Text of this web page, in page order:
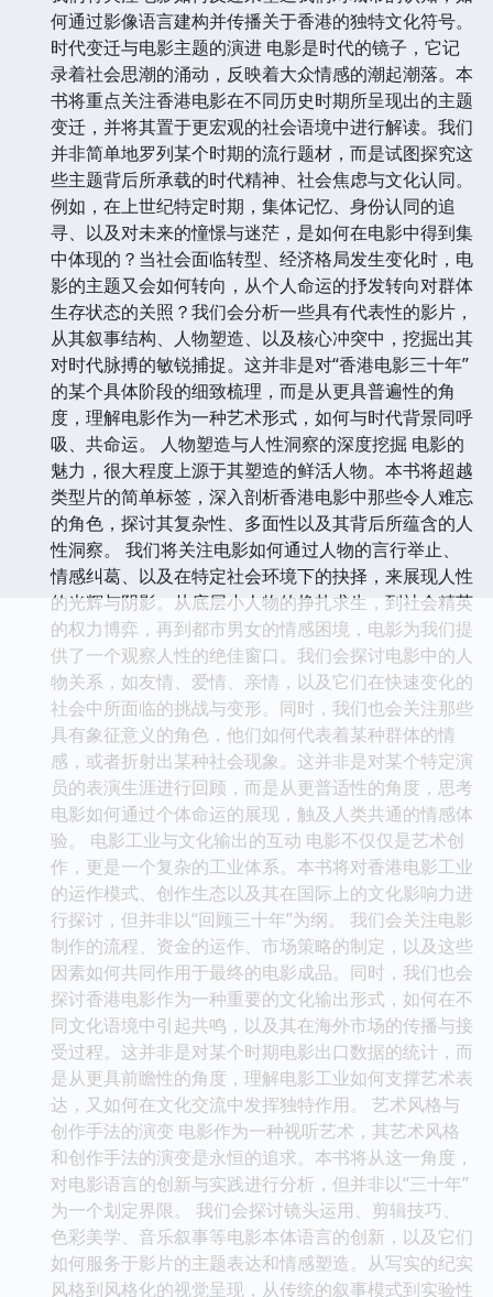
何通过影像语言建构并传播关于香港的独特文化符号。
时代变迁与电影主题的演进 电影是时代的镜子，它记
录着社会思潮的涌动，反映着大众情感的潮起潮落。本
书将重点关注香港电影在不同历史时期所呈现出的主题
变迁，并将其置于更宏观的社会语境中进行解读。我们
并非简单地罗列某个时期的流行题材，而是试图探究这
些主题背后所承载的时代精神、社会焦虑与文化认同。
例如，在上世纪特定时期，集体记忆、身份认同的追
寻、以及对未来的憧憬与迷茫，是如何在电影中得到集
中体现的？当社会面临转型、经济格局发生变化时，电
影的主题又会如何转向，从个人命运的抒发转向对群体
生存状态的关照？我们会分析一些具有代表性的影片，
从其叙事结构、人物塑造、以及核心冲突中，挖掘出其
对时代脉搏的敏锐捕捉。这并非是对“香港电影三十年”
的某个具体阶段的细致梳理，而是从更具普遍性的角
度，理解电影作为一种艺术形式，如何与时代背景同呼
吸、共命运。 人物塑造与人性洞察的深度挖掘 电影的
魅力，很大程度上源于其塑造的鲜活人物。本书将超越
类型片的简单标签，深入剖析香港电影中那些令人难忘
的角色，探讨其复杂性、多面性以及其背后所蕴含的人
性洞察。 我们将关注电影如何通过人物的言行举止、
情感纠葛、以及在特定社会环境下的抉择，来展现人性
的光辉与阴影。从底层小人物的挣扎求生，到社会精英
的权力博弈，再到都市男女的情感困境，电影为我们提
供了一个观察人性的绝佳窗口。我们会探讨电影中的人
物关系，如友情、爱情、亲情，以及它们在快速变化的
社会中所面临的挑战与变形。同时，我们也会关注那些
具有象征意义的角色，他们如何代表着某种群体的情
感，或者折射出某种社会现象。这并非是对某个特定演
员的表演生涯进行回顾，而是从更普适性的角度，思考
电影如何通过个体命运的展现，触及人类共通的情感体
验。 电影工业与文化输出的互动 电影不仅仅是艺术创
作，更是一个复杂的工业体系。本书将对香港电影工业
的运作模式、创作生态以及其在国际上的文化影响力进
行探讨，但并非以“回顾三十年”为纲。 我们会关注电影
制作的流程、资金的运作、市场策略的制定，以及这些
因素如何共同作用于最终的电影成品。同时，我们也会
探讨香港电影作为一种重要的文化输出形式，如何在不
同文化语境中引起共鸣，以及其在海外市场的传播与接
受过程。这并非是对某个时期电影出口数据的统计，而
是从更具前瞻性的角度，理解电影工业如何支撑艺术表
达，又如何在文化交流中发挥独特作用。 艺术风格与
创作手法的演变 电影作为一种视听艺术，其艺术风格
和创作手法的演变是永恒的追求。本书将从这一角度，
对电影语言的创新与实践进行分析，但并非以“三十年”
为一个划定界限。 我们会探讨镜头运用、剪辑技巧、
色彩美学、音乐叙事等电影本体语言的创新，以及它们
如何服务于影片的主题表达和情感塑造。从写实的纪实
风格到风格化的视觉呈现，从传统的叙事模式到实验性